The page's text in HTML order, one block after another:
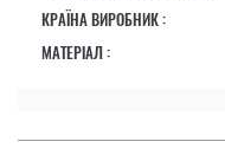
КРАЇНА ВИРОБНИК :
МАТЕРІАЛ :